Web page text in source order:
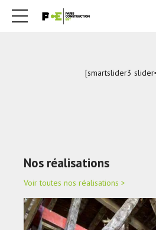
[smartslider3
Nos réalisations
Voir toutes nos réalisations >